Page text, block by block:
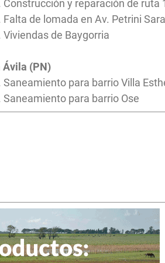
Construcción y reparación de ruta
Falta de lomada en Av. Petrini
Viviendas de Baygorria
Ávila (PN)
Saneamiento para barrio Villa
Saneamiento para barrio Ose